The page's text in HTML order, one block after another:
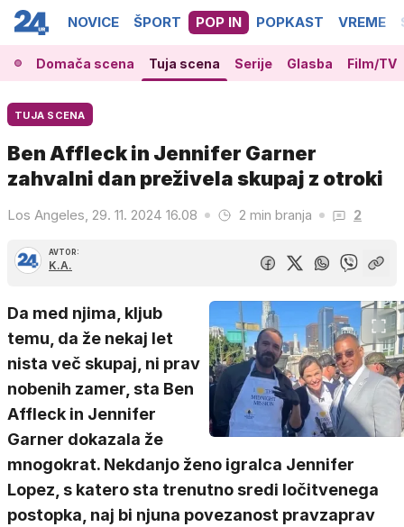
NOVICE ŠPORT POP IN POPKAST VREME
Domača scena Tuja scena Serije Glasba Film/TV
TUJA SCENA
Ben Affleck in Jennifer Garner
zahvalni dan preživela skupaj z otroki
Los Angeles, 29. 11. 2024 16.08 2 min branja 2
AVTOR:
K.A.
Da med njima, kljub
temu, da že nekaj let
nista več skupaj, ni prav
nobenih zamer, sta Ben
Affleck in Jennifer
Garner dokazala že
mnogokrat. Nekdanjo ženo igralca Jennifer
Lopez, s katero sta trenutno sredi ločitvenega
postopka, naj bi njuna povezanost pravzaprav